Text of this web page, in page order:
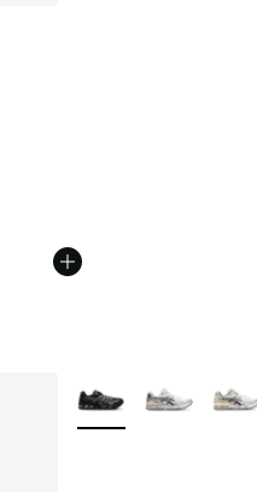
en baisse de € 129,99 à
Plus de couleurs